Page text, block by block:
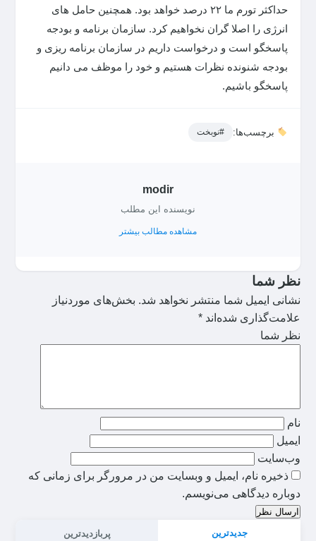
جدیدترین پربازدیدترین
حداکثر تورم ما ۲۲ درصد خواهد بود. همچنین حامل های
انرژی را اصلا گران نخواهیم کرد. سازمان برنامه و بودجه
پاسخگو است و درخواست داریم در سازمان برنامه ریزی و
بودجه شنونده نظرات هستیم و خود را موظف می دانیم
پاسخگو باشیم.
برچسب‌ها: #نوبخت
modir
نویسنده این مطلب
مشاهده مطالب بیشتر
نظر شما
نشانی ایمیل شما منتشر نخواهد شد. بخش‌های موردنیاز
علامت‌گذاری شده‌اند *
نظر شما
نام
ایمیل
وب‌سایت
ذخیره نام، ایمیل و وبسایت من در مرورگر برای زمانی که
دوباره دیدگاهی می‌نویسم.
ارسال نظر